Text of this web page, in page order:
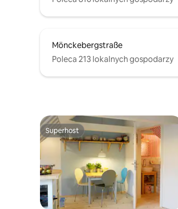
Mönckebergstraße
Poleca 213 lokalnych gospodarzy
Superhost
Superhost